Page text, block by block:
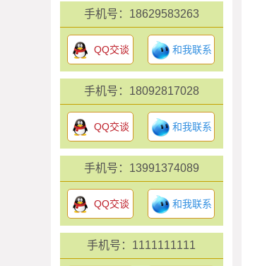
手机号：18629583263
QQ交谈 和我联系
手机号：18092817028
QQ交谈 和我联系
手机号：13991374089
QQ交谈 和我联系
手机号：1111111111